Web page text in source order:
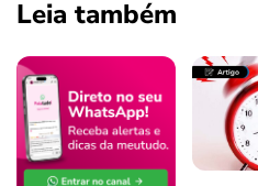
Leia também